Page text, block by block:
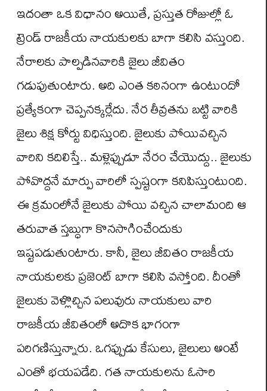
ఇదంతా ఒక విధానం అయితే, ప్రస్తుత రోజుల్లో ఓ
ట్రెండ్ రాజకీయ నాయకులకు బాగా కలిసి వస్తుంది.
నేరాలకు పాల్పడినవారికి జైలు జీవితం
గడుపుతుంటారు. అది ఎంత కఠినంగా ఉంటుందో
ప్రత్యేకంగా చెప్పనక్కర్లేదు. నేర తీవ్రతను బట్టి వారికి
జైలు శిక్ష కోర్టు విధిస్తుంది. జైలుకు పోయివచ్చిన
వారిని కదిలిస్తే.. మళ్లెప్పుడూ నేరం చేయొద్దు.. జైలుకు
పోవొద్దనే మార్పు వారిలో స్పష్టంగా కనిపిస్తుంటుంది.
ఈ క్రమంలోనే జైలుకు పోయి వచ్చిన చాలామంది ఆ
తరువాత స్తబ్ధుగా కొనసాగించేందుకు
ఇష్టపడుతుంటారు. కానీ, జైలు జీవితం రాజకీయ
నాయకులకు ప్రజెంట్ బాగా కలిసి వస్తోంది. దీంతో
జైలుకు వెళ్లొచ్చిన పలువురు నాయకులు వారి
రాజకీయ జీవితంలో అదొక భాగంగా
పరిగణిస్తున్నారు. ఒగప్పుడు కేసులు, జైలులు అంటే
ఎంతో భయపడేది. గత నాయకులను ఓసారి